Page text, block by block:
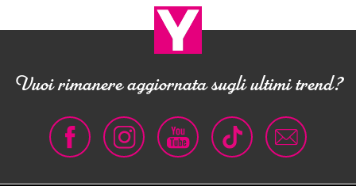
Vuoi rimanere aggiornata sugli ultimi trend?